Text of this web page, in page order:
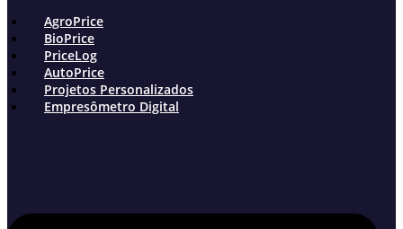
AgroPrice
BioPrice
PriceLog
AutoPrice
Projetos Personalizados
Empresômetro Digital